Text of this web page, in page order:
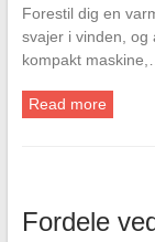
Forestil dig en
svajer i vinden, og
kompakt maskine,…
Read more
Fordele